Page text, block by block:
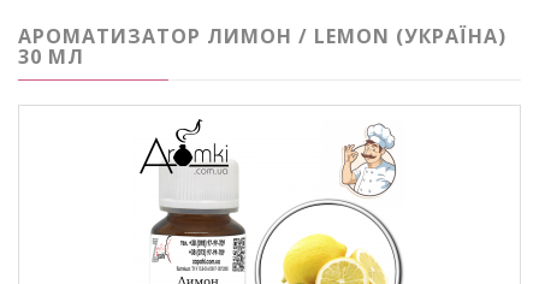
АРОМАТИЗАТОР ЛИМОН / LEMON (УКРАЇНА)
30 МЛ